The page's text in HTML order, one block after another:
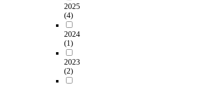
2025
(4)
2024
(1)
2023
(2)